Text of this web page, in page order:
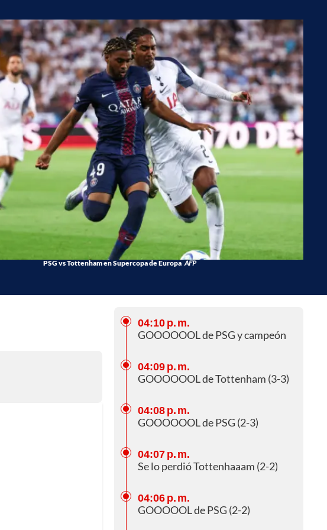
PSG vs Tottenham en Supercopa de Europa AFP
04:10 p. m.
GOOOOOOL de PSG y campeón
04:09 p. m.
GOOOOOOL de Tottenham (3-3)
04:08 p. m.
GOOOOOOL de PSG (2-3)
04:07 p. m.
Se lo perdió Tottenhaaam (2-2)
04:06 p. m.
GOOOOOL de PSG (2-2)